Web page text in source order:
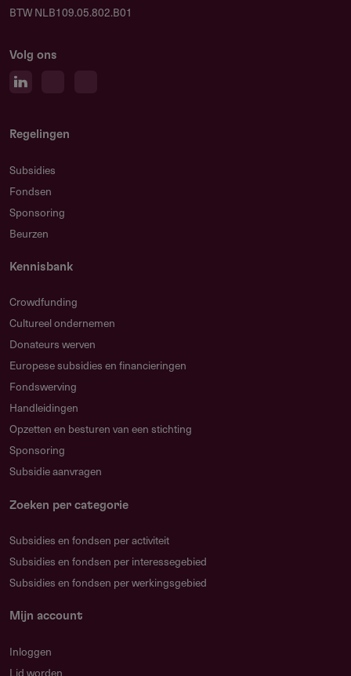
BTW NLB109.05.802.B01
Volg ons
Regelingen
Subsidies
Fondsen
Sponsoring
Beurzen
Kennisbank
Crowdfunding
Cultureel ondernemen
Donateurs werven
Europese subsidies en financieringen
Fondswerving
Handleidingen
Opzetten en besturen van een stichting
Sponsoring
Subsidie aanvragen
Zoeken per categorie
Subsidies en fondsen per activiteit
Subsidies en fondsen per interessegebied
Subsidies en fondsen per werkingsgebied
Mijn account
Inloggen
Lid worden